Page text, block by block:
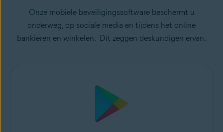
Onze mobiele beveiligingssoftware beschermt u
onderweg, op sociale media en tijdens het online
bankieren en winkelen. Dit zeggen deskundigen ervan.